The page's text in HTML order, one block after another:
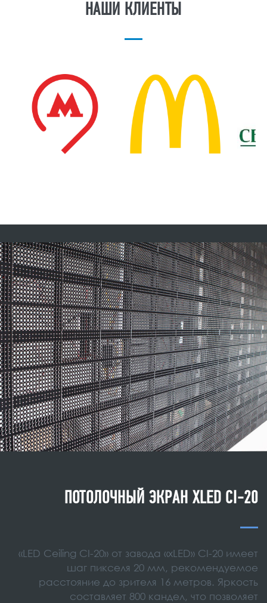
НАШИ КЛИЕНТЫ
ПОТОЛОЧНЫЙ ЭКРАН XLED CI-20
«LED Ceiling CI-20» от завода «xLED» CI-20 имеет
шаг пикселя 20 мм, рекомендуемое
расстояние до зрителя 16 метров. Яркость
составляет 800 кандел, что позволяет